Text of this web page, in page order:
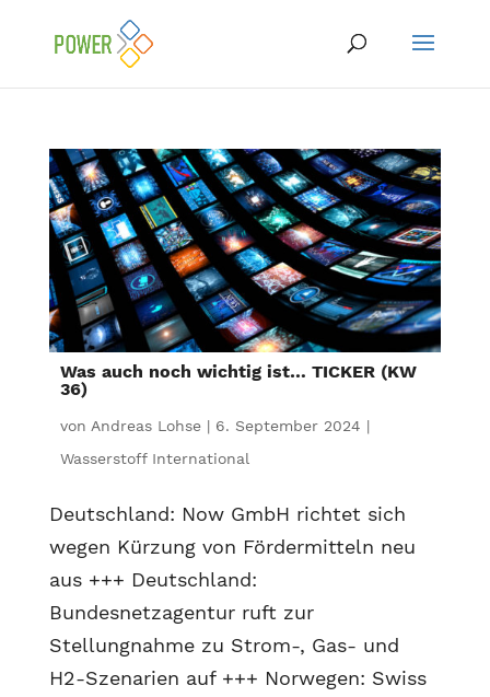
Was auch noch wichtig ist… TICKER (KW
36)
von Andreas Lohse| 6. September 2024 |
Wasserstoff International
Deutschland: Now GmbH richtet sich
wegen Kürzung von Fördermitteln neu
aus +++ Deutschland:
Bundesnetzagentur ruft zur
Stellungnahme zu Strom-, Gas- und
H2-Szenarien auf +++ Norwegen: Swiss